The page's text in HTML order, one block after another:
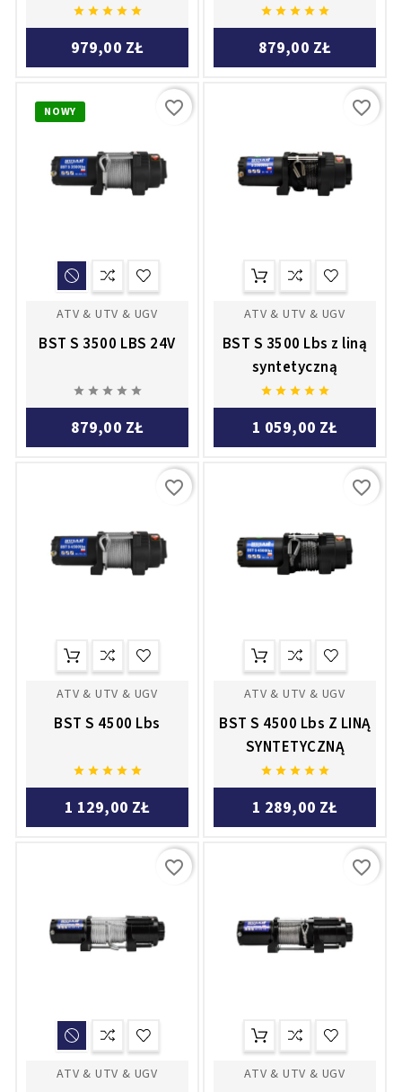
    
979,00 ZŁ
    
879,00 ZŁ
NOWY
ATV & UTV & UGV
BST S 3500 LBS 24V
    
879,00 ZŁ
favorite_border
ATV & UTV & UGV
BST S 3500 Lbs z liną
syntetyczną
    
1 059,00 ZŁ
favorite_border
ATV & UTV & UGV
BST S 4500 Lbs
    
1 129,00 ZŁ
favorite_border
ATV & UTV & UGV
BST S 4500 Lbs Z LINĄ
SYNTETYCZNĄ
    
1 289,00 ZŁ
favorite_border
ATV & UTV & UGV
favorite_border
ATV & UTV & UGV
favorite_border